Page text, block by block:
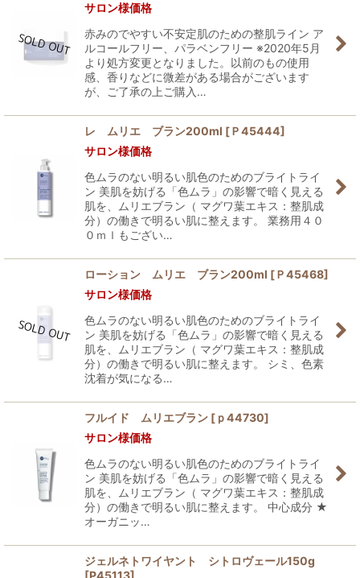
サロン様価格
赤みのでやすい不安定肌のための整肌ライン ア
ルコールフリー、パラベンフリー ※2020年5月
より処方変更となりました。以前のもの使用
感、香りなどに微差がある場合がございます
が、ご了承の上ご購入…
レ ムリエ ブラン200ml [Ｐ45444]
サロン様価格
色ムラのない明るい肌色のためのブライトライ
ン 美肌を妨げる「色ムラ」の影響で暗く見える
肌を、ムリエブラン（ マグワ葉エキス：整肌成
分）の働きで明るい肌に整えます。 業務用４０
０ｍｌもござい…
ローション ムリエ ブラン200ml [Ｐ45468]
サロン様価格
色ムラのない明るい肌色のためのブライトライ
ン 美肌を妨げる「色ムラ」の影響で暗く見える
肌を、ムリエブラン（ マグワ葉エキス：整肌成
分）の働きで明るい肌に整えます。 シミ、色素
沈着が気になる…
フルイド ムリエブラン [ ｐ44730]
サロン様価格
色ムラのない明るい肌色のためのブライトライ
ン 美肌を妨げる「色ムラ」の影響で暗く見える
肌を、ムリエブラン（ マグワ葉エキス：整肌成
分）の働きで明るい肌に整えます。 中心成分 ★
オーガニッ…
ジェルネトワイヤント シトロヴェール150g
[P45113]